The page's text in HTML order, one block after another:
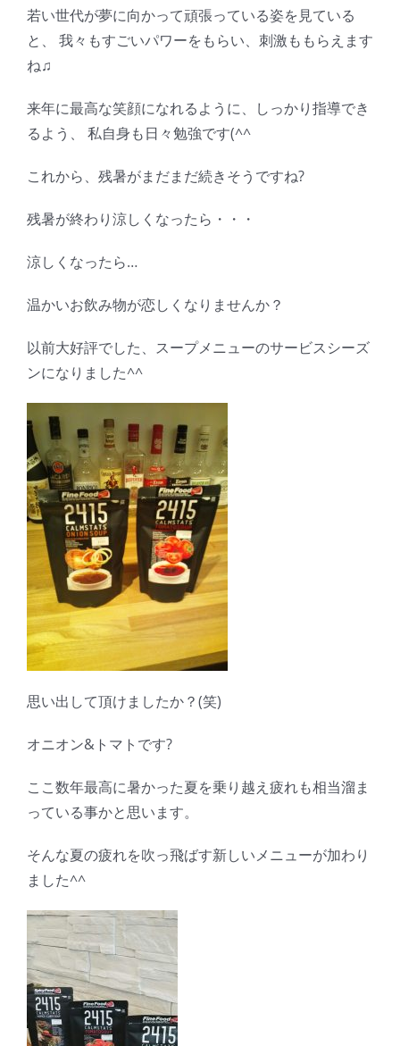
若い世代が夢に向かって頑張っている姿を見ている
と、 我々もすごいパワーをもらい、刺激ももらえます
ね♫
来年に最高な笑顔になれるように、しっかり指導でき
るよう、 私自身も日々勉強です(^^ゞ
これから、残暑がまだまだ続きそうですね?
残暑が終わり涼しくなったら・・・
涼しくなったら…
温かいお飲み物が恋しくなりませんか？
以前大好評でした、スープメニューのサービスシーズ
ンになりました^^
思い出して頂けましたか？(笑)
オニオン&トマトです?
ここ数年最高に暑かった夏を乗り越え疲れも相当溜ま
っている事かと思います。
そんな夏の疲れを吹っ飛ばす新しいメニューが加わり
ました^^